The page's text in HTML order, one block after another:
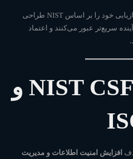
سازمان‌هایی که برنامه‌ی بازیابی خود را بر اساس NIST طراحی
سریع‌تر عبور می‌کنند و اعتماد
مقایسه NIST CSF و
افزایش امنیت اطلاعات و مدیریت